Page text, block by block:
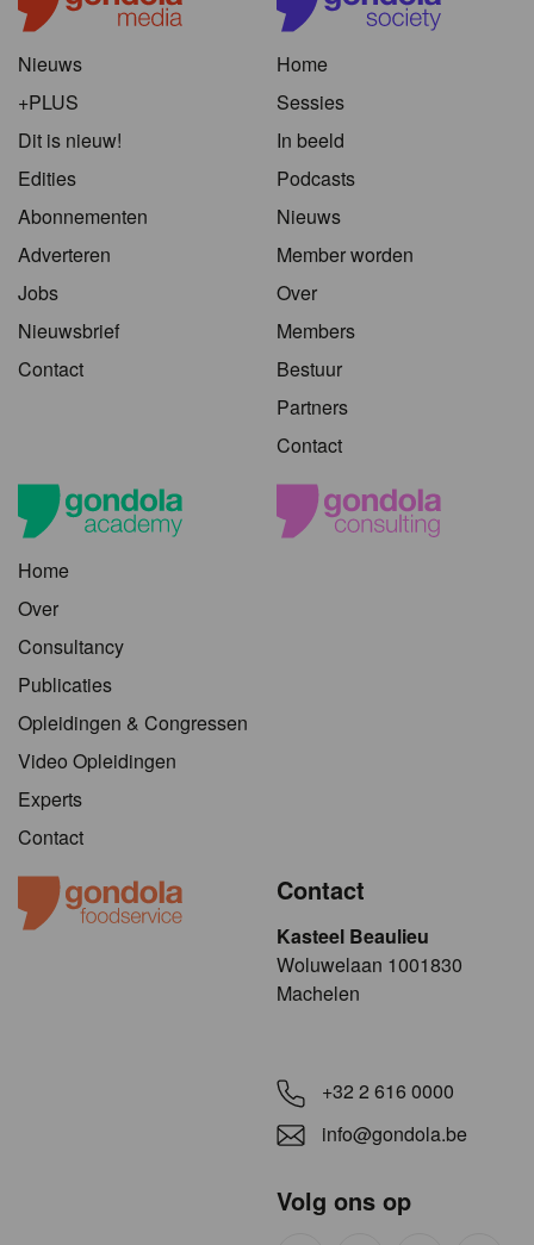
Nieuws
+PLUS
Dit is nieuw!
Edities
Abonnementen
Adverteren
Jobs
Nieuwsbrief
Contact
Home
Sessies
In beeld
Podcasts
Nieuws
Member worden
Over
Members
Bestuur
Partners
Contact
Home
Over
Consultancy
Publicaties
Opleidingen & Congressen
Video Opleidingen
Experts
Contact
Contact
Kasteel Beaulieu
​​​Woluwelaan 1001830
Machelen
+32 2 616 0000
info@gondola.be
Volg ons op